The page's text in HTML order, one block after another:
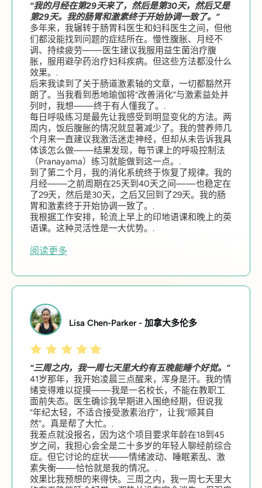
“我的月经在第29天来了，然后是第30天，然后又是
第29天。我的肠胃和激素终于开始协调一致了。”
多年来，我辗转于肠胃科医生和妇科医生之间，但他
们都没能找到问题的症结所在。慢性腹胀、月经不
调、持续疲劳——医生建议我服用益生菌治疗腹
胀，服用避孕药治疗妇科疾病。但这些方法都没什么
效果。.
后来我读到了关于肠道激素轴的文章，一切都豁然开
朗了。当我看到悉地瑜伽将“改善消化”与激素益处并
列时，我想——终于有人懂我了。.
每日呼吸练习是最先让我感受到明显变化的方法。两
周内，饭后腹胀的情况就显著减少了。我的营养师几
个月来一直建议我激活迷走神经，但却从未告诉我具
体该怎么做——结果发现，每节课上的呼吸控制法
（Pranayama）练习就能做到这一点。.
到了第二个月，我的消化系统终于恢复了规律。我的
月经——之前周期在25天到40天之间——也稳定在
了29天，然后是30天，之后又回到了29天。我的肠
胃和激素终于开始协调一致了。.
我根据工作安排，轮流上早上的印地语课和晚上的英
语课。这种灵活性是一大优势。.
阅读更多
Lisa Chen-Parker - 加拿大多伦多
“三周之内，我一周七天里大约有五晚能睡个好觉。”
41岁那年，我开始凌晨三点醒来，浑身是汗。我的情
绪变得难以捉摸——我是一名校长，不能在教职工
面前失态。医生确诊我早期进入围绝经期，但说我
“年纪太轻，不适合接受激素治疗”，让我“顺其自
然”。真是帮了大忙。.
我差点就没报名，因为这个项目要求年龄在18到45
岁之间，我担心会全是二十多岁的年轻人聊经前综合
症。但它讨论的症状——情绪波动、睡眠紊乱、激
素失衡——恰恰就是我的情况。.
效果比我预想的来得快。三周之内，我一周七天里大